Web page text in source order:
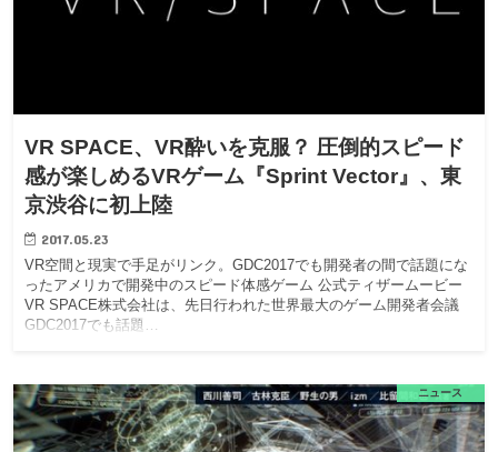
VR SPACE、VR酔いを克服？ 圧倒的スピード
感が楽しめるVRゲーム『Sprint Vector』、東
京渋谷に初上陸
2017.05.23
VR空間と現実で手足がリンク。GDC2017でも開発者の間で話題にな
ったアメリカで開発中のスピード体感ゲーム 公式ティザームービー
VR SPACE株式会社は、先日行われた世界最大のゲーム開発者会議
GDC2017でも話題…
ニュース